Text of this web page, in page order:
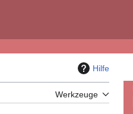
Hilfe
Werkzeuge